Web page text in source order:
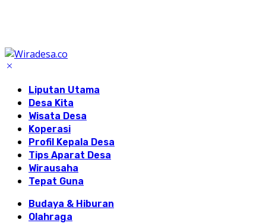
Liputan Utama
Desa Kita
Wisata Desa
Koperasi
Profil Kepala Desa
Tips Aparat Desa
Wirausaha
Tepat Guna
Budaya & Hiburan
Olahraga